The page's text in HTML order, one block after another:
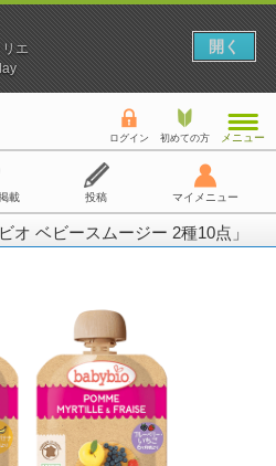
ログイン 初めての方 メニュー
載 投稿 マイメニュー
オ ベビースムージー 2種10点」
エ
開く